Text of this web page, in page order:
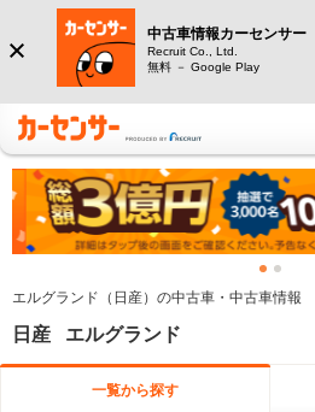
中古車情報カーセンサー
Recruit Co., Ltd.
無料 － Google Play
エルグランド（日産）の中古車・中古車情報
日産 エルグランド
一覧から探す